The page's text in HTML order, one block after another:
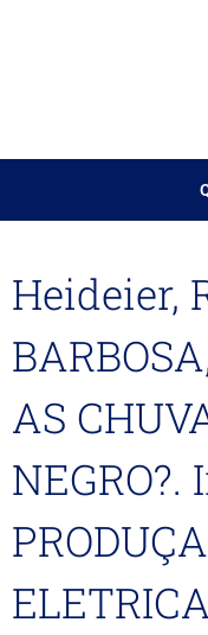
Heideier,
AS